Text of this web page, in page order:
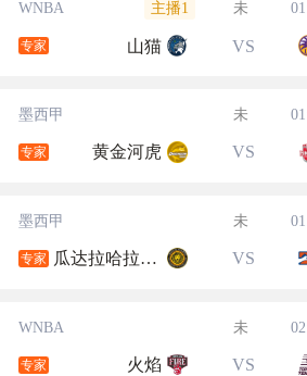
WNBA 主播1 未
专家 山猫 VS
墨西甲 未
专家 黄金河虎 VS
墨西甲 未
专家 瓜达拉哈拉大学 VS
WNBA 未
专家 火焰 VS